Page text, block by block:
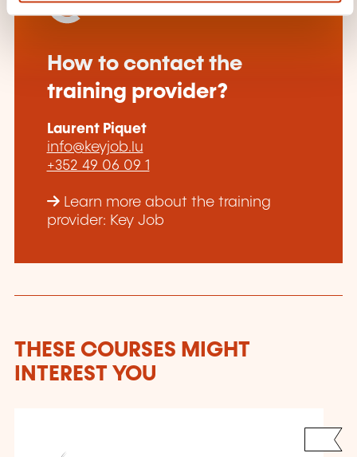
How to contact the
training provider?
Laurent Piquet
info@keyjob.lu
+352 49 06 09 1
Learn more about the training
provider: Key Job
THESE COURSES MIGHT
INTEREST YOU